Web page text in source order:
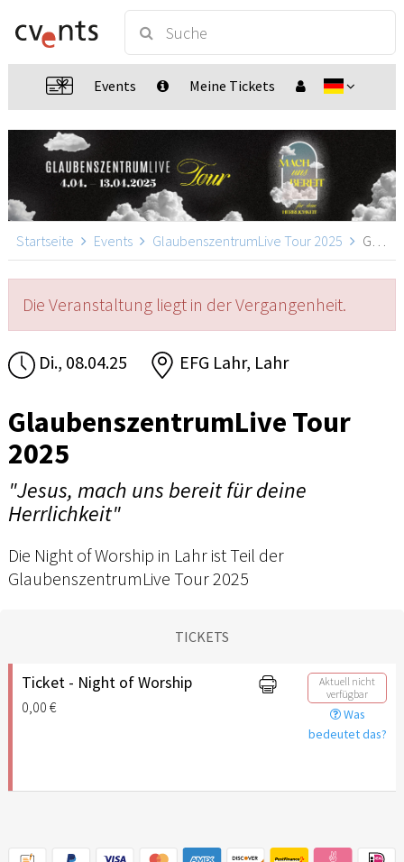
Events Meine Tickets
Startseite Events GlaubenszentrumLive Tour 2025 GlaubenszentrumLive Tour 2025, Lahr
Die Veranstaltung liegt in der Vergangenheit.
Di., 08.04.25 EFG Lahr, Lahr
GlaubenszentrumLive Tour
2025
"Jesus, mach uns bereit für deine
Herrlichkeit"
Die Night of Worship in Lahr ist Teil der
GlaubenszentrumLive Tour 2025
TICKETS
Ticket - Night of Worship
0,00 €
Aktuell nicht
verfügbar
Was
bedeutet das?